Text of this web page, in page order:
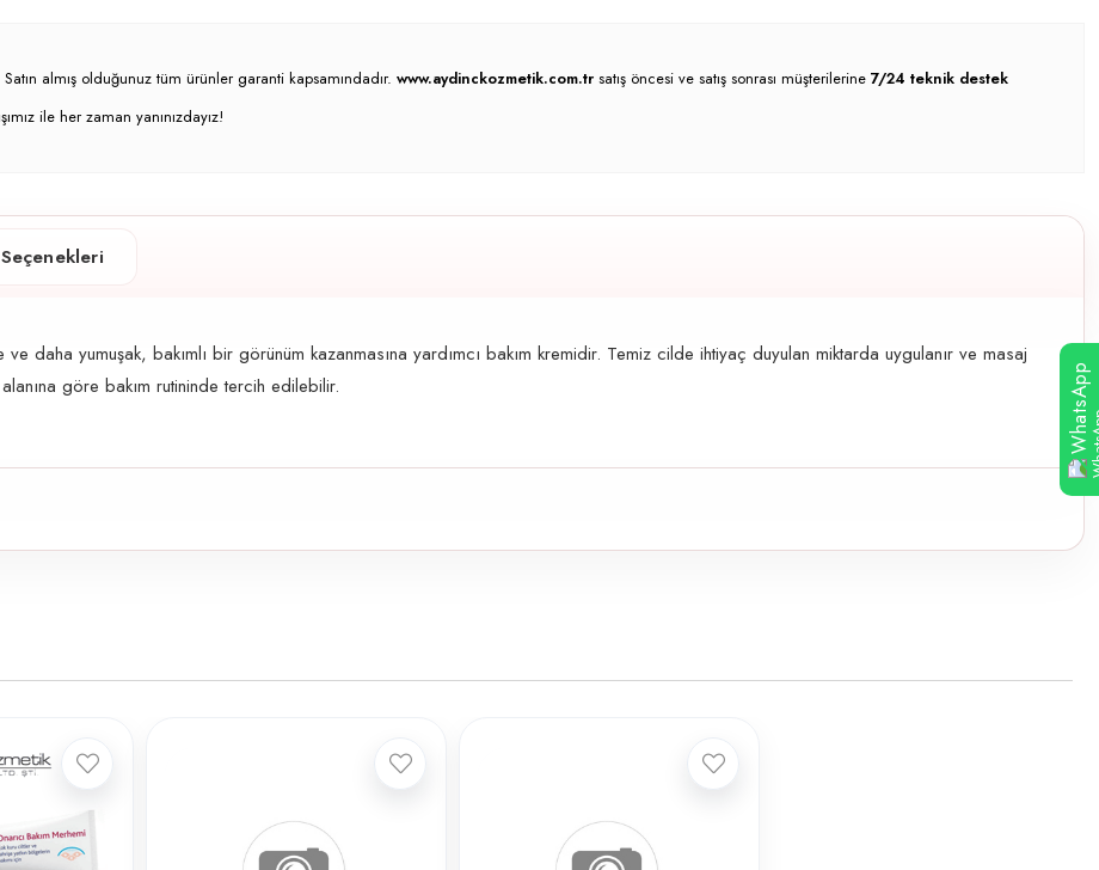
almış olduğunuz tüm ürünler garanti kapsamındadır. www.aydinckozmetik.com.tr satış öncesi ve satış sonrası müşterilerine 7/24 teknik destek
ile her zaman yanınızdayız!
daha yumuşak, bakımlı bir görünüm kazanmasına yardımcı bakım kremidir. Temiz cilde ihtiyaç duyulan miktarda uygulanır ve masaj
göre bakım rutininde tercih edilebilir.
WhatsApp